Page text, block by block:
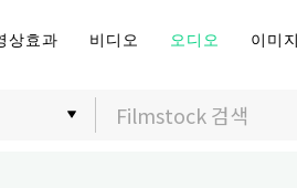
상효과 비디오 오디오 이미